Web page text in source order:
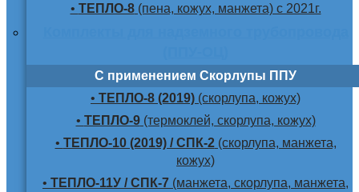
• ТЕПЛО-8(пена, кожух, манжета) с 2021г.
С применением Скорлупы ППУ
• ТЕПЛО-8 (2019) (скорлупа, кожух)
• ТЕПЛО-9(термоклей, скорлупа, кожух)
• ТЕПЛО-10 (2019) / СПК-2(скорлупа, манжета,
кожух)
• ТЕПЛО-11У / СПК-7 (манжета, скорлупа, манжета,